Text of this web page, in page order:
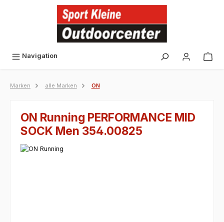
Navigation
Marken alle Marken ON
ON Running PERFORMANCE MID
SOCK Men 354.00825